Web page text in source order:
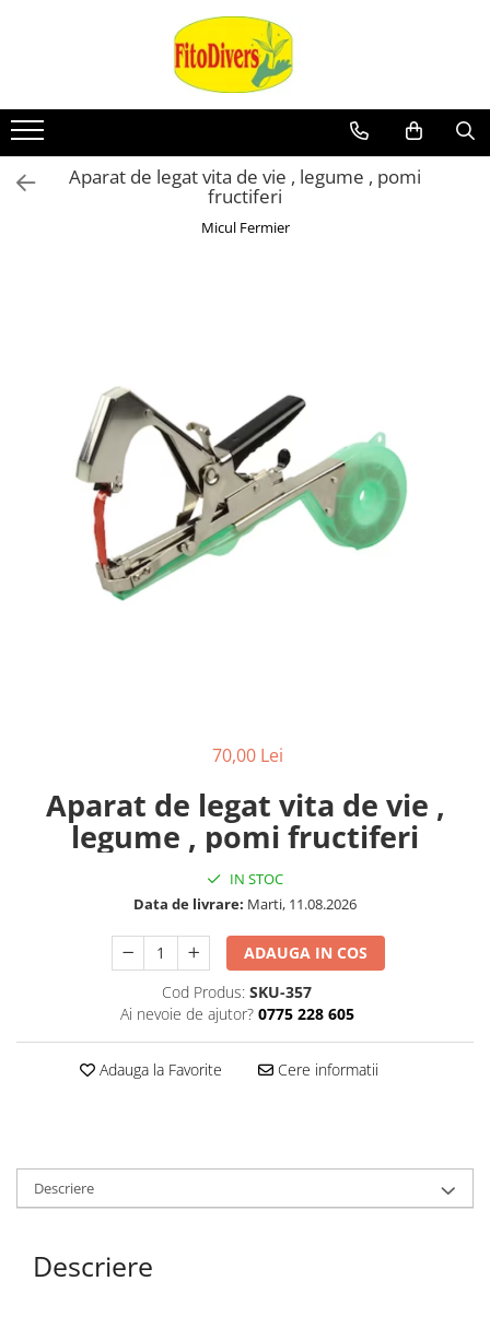
Aparat de legat vita de vie , legume , pomi
fructiferi
Micul Fermier
70,00 Lei
Aparat de legat vita de vie ,
legume , pomi fructiferi
IN STOC
Data de livrare: Marti, 11.08.2026
ADAUGA IN COS
Cod Produs: SKU-357
Ai nevoie de ajutor? 0775 228 605
Adauga la Favorite Cere informatii
Descriere
Descriere